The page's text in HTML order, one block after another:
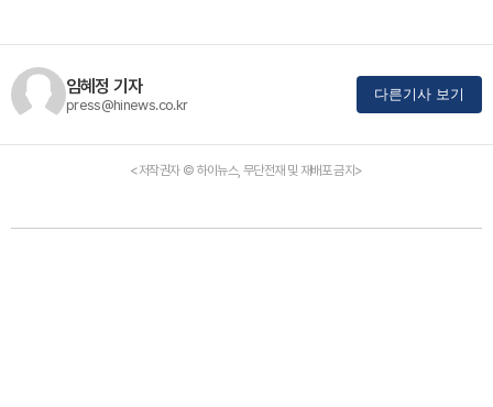
임혜정 기자
press@hinews.co.kr
다른기사 보기
<저작권자 © 하이뉴스, 무단전재 및 재배포 금지>